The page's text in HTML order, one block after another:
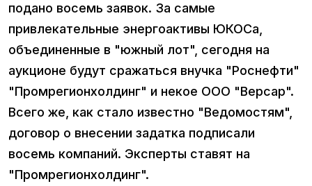
подано восемь заявок. За самые
привлекательные энергоактивы ЮКОСа,
объединенные в "южный лот", сегодня на
аукционе будут сражаться внучка "Роснефти"
"Промрегионхолдинг" и некое ООО "Версар".
Всего же, как стало известно "Ведомостям",
договор о внесении задатка подписали
восемь компаний. Эксперты ставят на
"Промрегионхолдинг".